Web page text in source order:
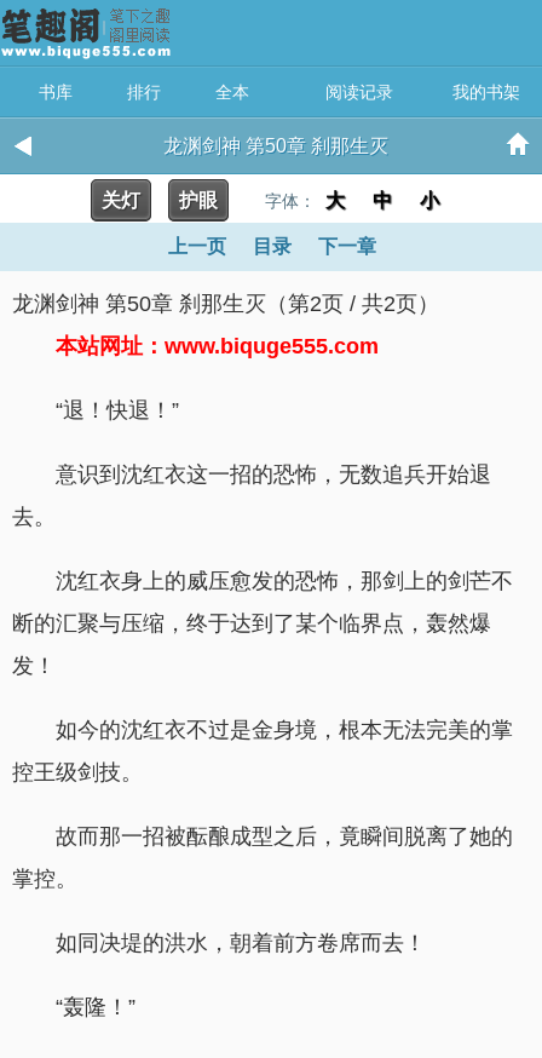
书库 排行 全本 阅读记录 我的书架
龙渊剑神 第50章 刹那生灭
关灯 护眼 字体： 大 中 小
上一页 目录 下一章
龙渊剑神 第50章 刹那生灭（第2页 / 共2页）
本站网址：www.biquge555.com
“退！快退！”
意识到沈红衣这一招的恐怖，无数追兵开始退
去。
沈红衣身上的威压愈发的恐怖，那剑上的剑芒不
断的汇聚与压缩，终于达到了某个临界点，轰然爆
发！
如今的沈红衣不过是金身境，根本无法完美的掌
控王级剑技。
故而那一招被酝酿成型之后，竟瞬间脱离了她的
掌控。
如同决堤的洪水，朝着前方卷席而去！
“轰隆！”